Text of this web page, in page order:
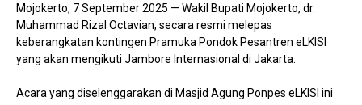
Mojokerto, 7 September 2025 — Wakil Bupati Mojokerto, dr.
Muhammad Rizal Octavian, secara resmi melepas
keberangkatan kontingen Pramuka Pondok Pesantren eLKISI
yang akan mengikuti Jambore Internasional di Jakarta.
Acara yang diselenggarakan di Masjid Agung Ponpes eLKISI ini